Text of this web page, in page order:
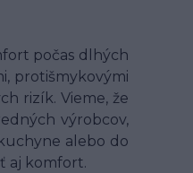
počas dlhých
protišmykovými
rizík. Vieme, že
výrobcov,
alebo do
aj komfort.